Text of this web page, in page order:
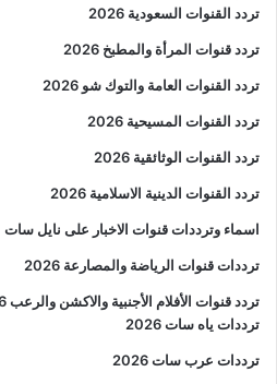
تردد القنوات السعودية 2026
تردد قنوات المرأة والمطبخ 2026
تردد القنوات العامة والتوك شو 2026
تردد القنوات المسيحية 2026
تردد القنوات الوثائقية 2026
تردد القنوات الدينية الاسلامية 2026
اسماء وترددات قنوات الاخبار على نايل سات
ترددات قنوات الرياضة والمصارعة 2026
تردد قنوات الأفلام الأجنبية والاكشن والرعب
ترددات ياه سات 2026
ترددات عرب سات 2026